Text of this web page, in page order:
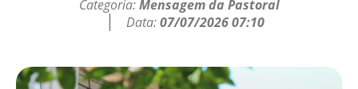
Categoria:Mensagem da Pastoral
Data:07/07/2026 07:10